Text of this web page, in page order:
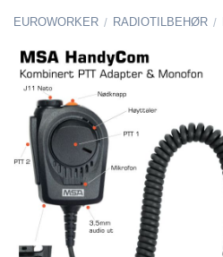
EUROWORKER / RADIOTILBEHØR /